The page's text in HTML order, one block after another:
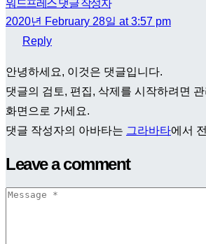
워드프레스 댓글 작성자
2020년 February 28일 at 3:57 pm
Reply
안녕하세요, 이것은 댓글입니다.
댓글의 검토, 편집, 삭제를 시작하려면
화면으로 가세요.
댓글 작성자의 아바타는 그라바타에서
Leavea comment